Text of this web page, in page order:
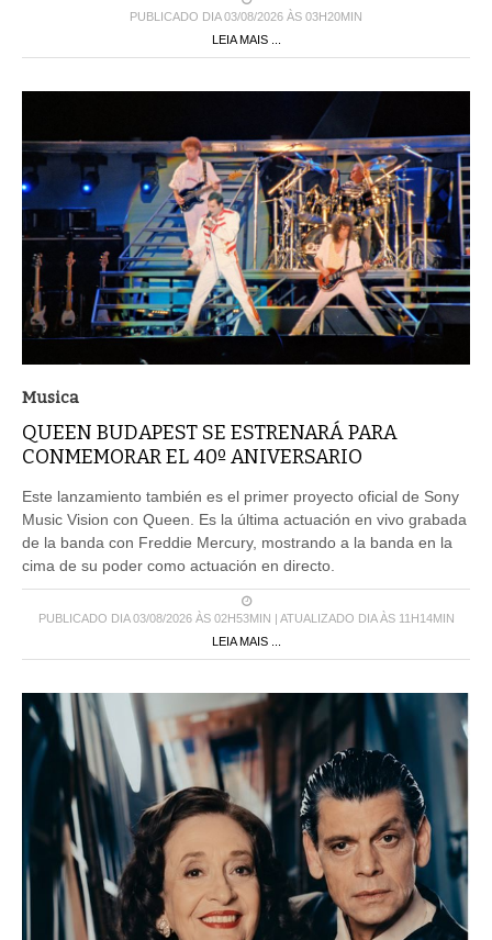
PUBLICADO DIA 03/08/2026 ÀS 03H20MIN
LEIA MAIS ...
Musica
QUEEN BUDAPEST SE ESTRENARÁ PARA
CONMEMORAR EL 40º ANIVERSARIO
Este lanzamiento también es el primer proyecto oficial de Sony
Music Vision con Queen. Es la última actuación en vivo grabada
de la banda con Freddie Mercury, mostrando a la banda en la
cima de su poder como actuación en directo.
PUBLICADO DIA 03/08/2026 ÀS 02H53MIN | ATUALIZADO DIA ÀS 11H14MIN
LEIA MAIS ...